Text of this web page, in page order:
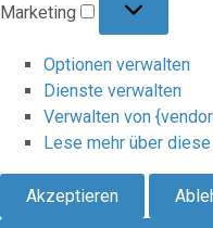
Marketing
Optionen verwalten
Dienste verwalten
Verwalten von
Lese mehr über
Akzeptieren